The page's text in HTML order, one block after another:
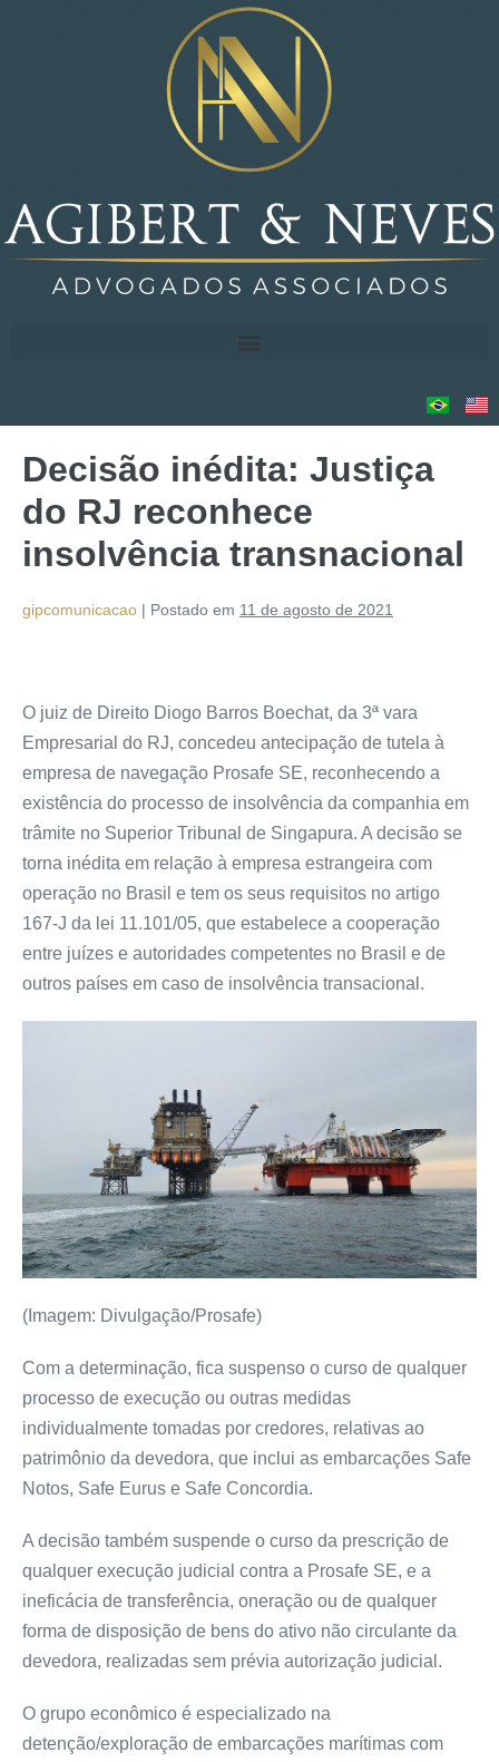
Decisão inédita: Justiça
do RJ reconhece
insolvência transnacional
gipcomunicacao | Postado em 11 de agosto de 2021
O juiz de Direito Diogo Barros Boechat, da 3ª vara
Empresarial do RJ, concedeu antecipação de tutela à
empresa de navegação Prosafe SE, reconhecendo a
existência do processo de insolvência da companhia em
trâmite no Superior Tribunal de Singapura. A decisão se
torna inédita em relação à empresa estrangeira com
operação no Brasil e tem os seus requisitos no artigo
167-J da lei 11.101/05, que estabelece a cooperação
entre juízes e autoridades competentes no Brasil e de
outros países em caso de insolvência transacional.
(Imagem: Divulgação/Prosafe)
Com a determinação, fica suspenso o curso de qualquer
processo de execução ou outras medidas
individualmente tomadas por credores, relativas ao
patrimônio da devedora, que inclui as embarcações Safe
Notos, Safe Eurus e Safe Concordia.
A decisão também suspende o curso da prescrição de
qualquer execução judicial contra a Prosafe SE, e a
ineficácia de transferência, oneração ou de qualquer
forma de disposição de bens do ativo não circulante da
devedora, realizadas sem prévia autorização judicial.
O grupo econômico é especializado na
detenção/exploração de embarcações marítimas com